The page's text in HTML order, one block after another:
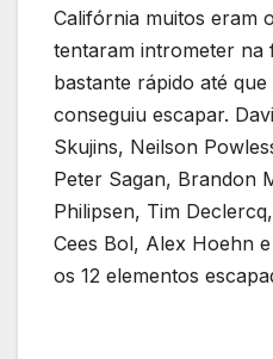
Califórnia muitos eram
tentaram intrometer na
bastante rápido até
conseguiu escapar.
Skujins, Neilson
Peter Sagan, Brandon
Philipsen, Tim
Cees Bol, Alex Hoehn
os 12 elementos